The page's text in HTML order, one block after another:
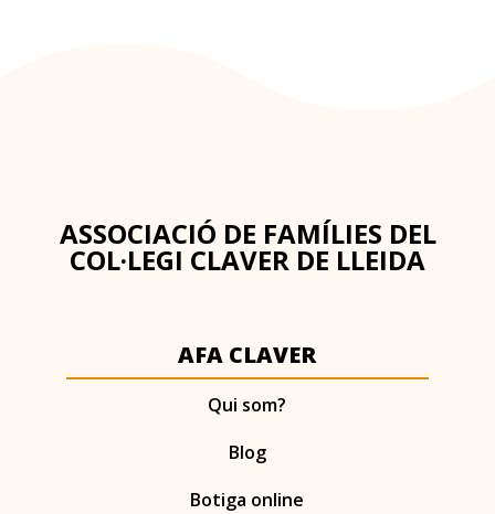
ASSOCIACIÓ DE FAMÍLIES DEL
COL·LEGI CLAVER DE LLEIDA
AFA CLAVER
Qui som?
Blog
Botiga online